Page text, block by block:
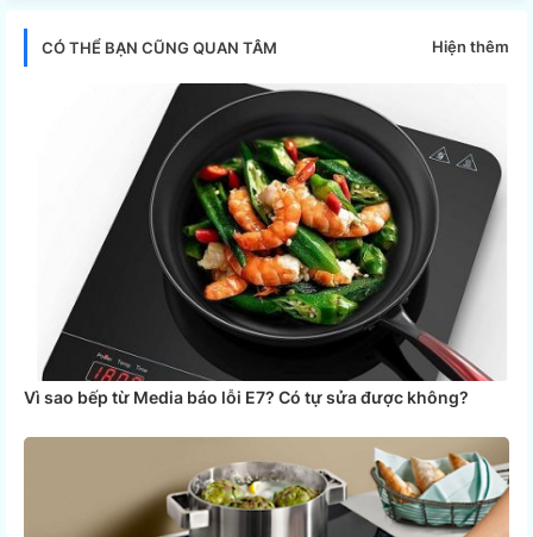
CÓ THỂ BẠN CŨNG QUAN TÂM Hiện thêm
Vì sao bếp từ Media báo lỗi E7? Có tự sửa được không?